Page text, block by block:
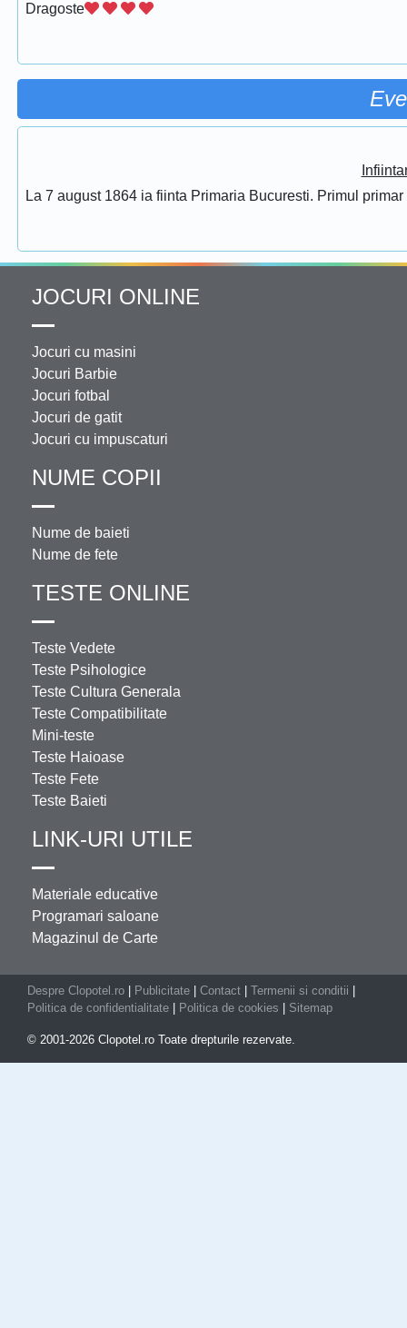
Dragoste
La 7 august 1864 ia fiinta Primaria Bucuresti. Primul
JOCURI ONLINE
Jocuri cu masini
Jocuri Barbie
Jocuri fotbal
Jocuri de gatit
Jocuri cu impuscaturi
NUME COPII
Nume de baieti
Nume de fete
TESTE ONLINE
Teste Vedete
Teste Psihologice
Teste Cultura Generala
Teste Compatibilitate
Mini-teste
Teste Haioase
Teste Fete
Teste Baieti
LINK-URI UTILE
Materiale educative
Programari saloane
Magazinul de Carte
Despre Clopotel.ro Publicitate Contact Termenii si conditii
Politica de confidentialitate
Politica de cookies Sitemap
© 2001-2026 Clopotel.ro Toate drepturile rezervate.